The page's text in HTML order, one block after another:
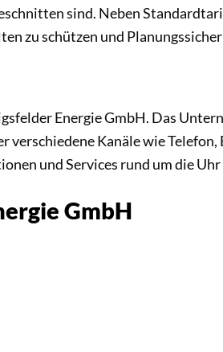
sind. Neben
zu schützen und
Energie GmbH. Das
Kanäle wie
und Services rund um die Uhr
GmbH